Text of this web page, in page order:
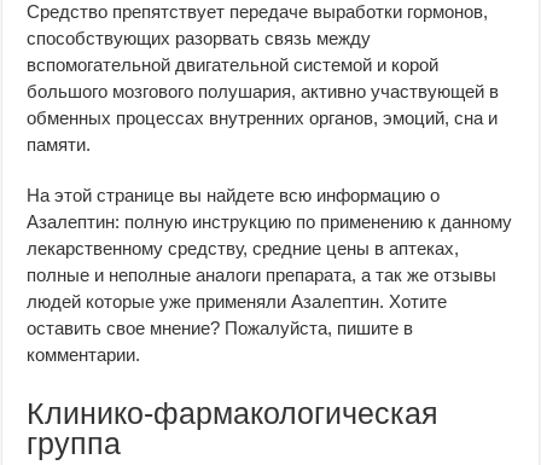
Средство препятствует передаче выработки гормонов,
способствующих разорвать связь между
вспомогательной двигательной системой и корой
большого мозгового полушария, активно участвующей в
обменных процессах внутренних органов, эмоций, сна и
памяти.
На этой странице вы найдете всю информацию о
Азалептин: полную инструкцию по применению к данному
лекарственному средству, средние цены в аптеках,
полные и неполные аналоги препарата, а так же отзывы
людей которые уже применяли Азалептин. Хотите
оставить свое мнение? Пожалуйста, пишите в
комментарии.
Клинико-фармакологическая
группа